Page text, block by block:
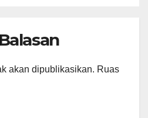
akan dipublikasikan. Ruas